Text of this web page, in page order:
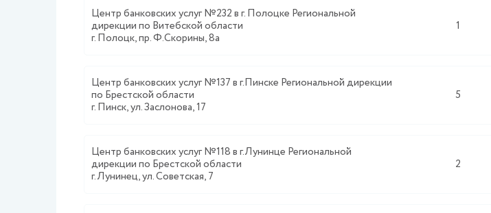
Центр банковских услуг №232 в г. Полоцке Региональной
дирекции по Витебской области
г. Полоцк, пр. Ф.Скорины, 8а
1
Центр банковских услуг №137 в г.Пинске Региональной дирекции
по Брестской области
г. Пинск, ул. Заслонова, 17
5
Центр банковских услуг №118 в г.Лунинце Региональной
дирекции по Брестской области
г. Лунинец, ул. Советская, 7
2